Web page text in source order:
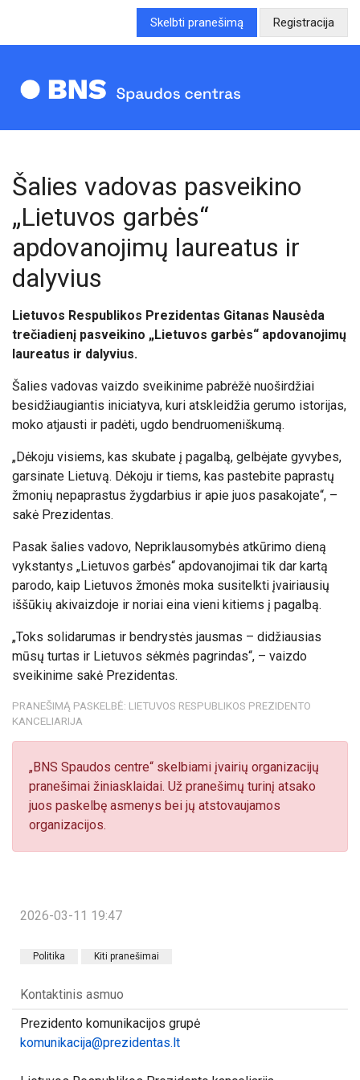
Skelbti pranešimą Registracija
Šalies vadovas pasveikino
„Lietuvos garbės“
apdovanojimų laureatus ir
dalyvius
Lietuvos Respublikos Prezidentas Gitanas Nausėda
trečiadienį pasveikino „Lietuvos garbės“ apdovanojimų
laureatus ir dalyvius.
Šalies vadovas vaizdo sveikinime pabrėžė nuoširdžiai
besidžiaugiantis iniciatyva, kuri atskleidžia gerumo istorijas,
moko atjausti ir padėti, ugdo bendruomeniškumą.
„Dėkoju visiems, kas skubate į pagalbą, gelbėjate gyvybes,
garsinate Lietuvą. Dėkoju ir tiems, kas pastebite paprastų
žmonių nepaprastus žygdarbius ir apie juos pasakojate“, –
sakė Prezidentas.
Pasak šalies vadovo, Nepriklausomybės atkūrimo dieną
vykstantys „Lietuvos garbės“ apdovanojimai tik dar kartą
parodo, kaip Lietuvos žmonės moka susitelkti įvairiausių
iššūkių akivaizdoje ir noriai eina vieni kitiems į pagalbą.
„Toks solidarumas ir bendrystės jausmas – didžiausias
mūsų turtas ir Lietuvos sėkmės pagrindas“, – vaizdo
sveikinime sakė Prezidentas.
PRANEŠIMĄ PASKELBĖ: LIETUVOS RESPUBLIKOS PREZIDENTO
KANCELIARIJA
„BNS Spaudos centre“ skelbiami įvairių organizacijų
pranešimai žiniasklaidai. Už pranešimų turinį atsako
juos paskelbę asmenys bei jų atstovaujamos
organizacijos.
2026-03-11 19:47
Politika Kiti pranešimai
Kontaktinis asmuo
Prezidento komunikacijos grupė
komunikacija@prezidentas.lt